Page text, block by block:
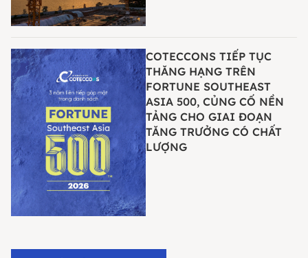
COTECCONS TIẾP TỤC
THĂNG HẠNG TRÊN
FORTUNE SOUTHEAST
ASIA 500, CỦNG CỐ NỀN
TẢNG CHO GIAI ĐOẠN
TĂNG TRƯỞNG CÓ CHẤT
LƯỢNG